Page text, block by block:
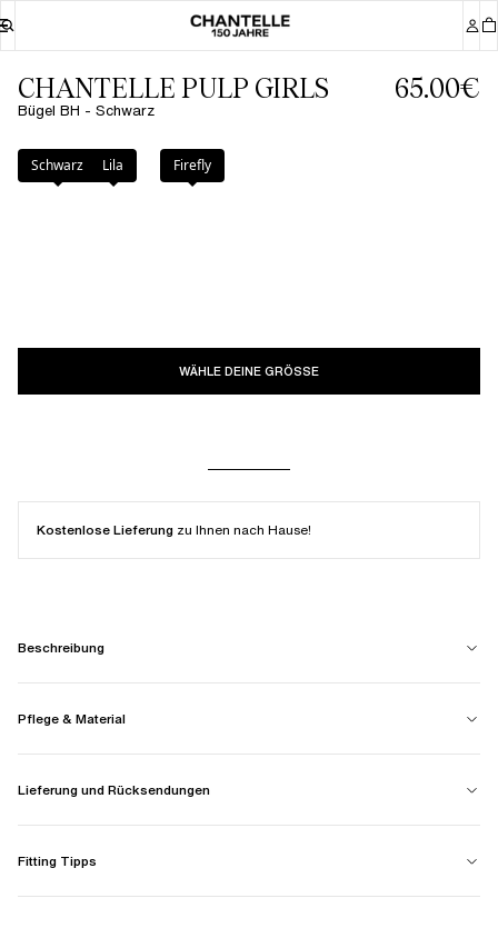
CHANTELLE PULP GIRLS
Bügel BH - Schwarz
65.00€
Farbe: Schwarz
Schwarz Lila Firefly
WÄHLE DEINE GRÖSSE
Kostenlose Lieferung zu Ihnen nach Hause!
Beschreibung
Pflege & Material
Lieferung und Rücksendungen
Fitting Tipps